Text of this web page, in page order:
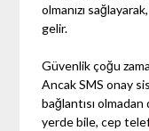
olmanızı
gelir.
Güvenlik çoğu
Ancak SMS onay
bağlantısı
yerde bile, cep